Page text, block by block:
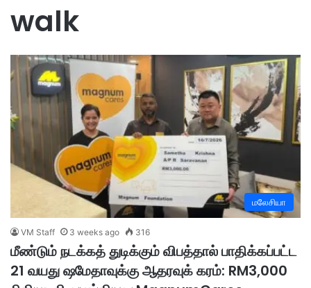
walk
மலேசியா
VM Staff 3 weeks ago 316
மீண்டும் நடக்கத் துடிக்கும் விபத்தால் பாதிக்கப்பட்ட
21 வயது ஷமேதாவுக்கு ஆதரவுக் கரம்: RM3,000